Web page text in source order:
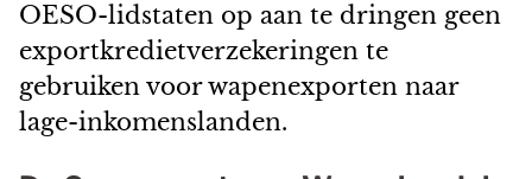
OESO-lidstaten op aan te dringen geen
exportkredietverzekeringen te
gebruiken voor wapenexporten naar
lage-inkomenslanden.